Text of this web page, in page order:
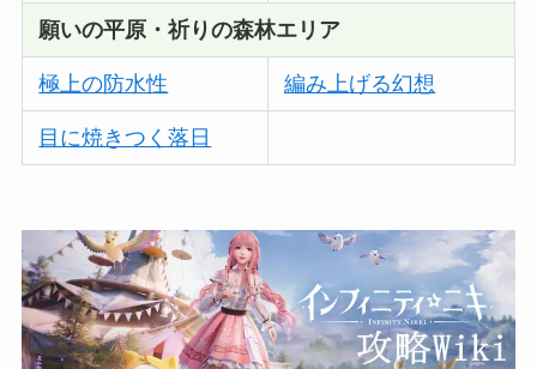
願いの平原・祈りの森林エリア
極上の防水性 編み上げる幻想
目に焼きつく落日